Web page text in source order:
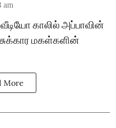
am
காலில் அப்பாவின்
மகள்களின்
More